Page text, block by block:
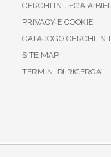
CERCHI IN LEGA A
PRIVACY E COOKIE
CATALOGO CERCHI IN
SITE MAP
TERMINI DI RICERCA